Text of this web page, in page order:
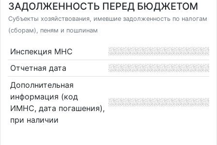
ЗАДОЛЖЕННОСТЬ ПЕРЕД БЮДЖЕТОМ
Субъекты хозяйствования, имевшие задолженность по налогам
(сборам), пеням и пошлинам
Инспекция МНС
Отчетная дата
Дополнительная
информация (код
ИМНС, дата погашения),
при наличии